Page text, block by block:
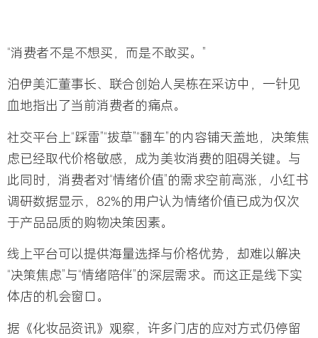
“消费者不是不想买，而是不敢买。”
泊伊美汇董事长、联合创始人吴栋在采访中，一针见
血地指出了当前消费者的痛点。
社交平台上“踩雷”“拔草”“翻车”的内容铺天盖地， 决策焦
虑已经取代价格敏感，成为美妆消费的阻碍关键。与
此同时， 消费者对“情绪价值”的需求空前高涨，小红书
调研数据显示，82%的用户认为情绪价值已成为仅次
于产品品质的购物决策因素。
线上平台可以提供海量选择与价格优势，却难以解决
“决策焦虑”与“情绪陪伴”的深层需求。而这正是线下实
体店的机会窗口。
据《化妆品资讯》观察，许多门店的应对方式仍停留